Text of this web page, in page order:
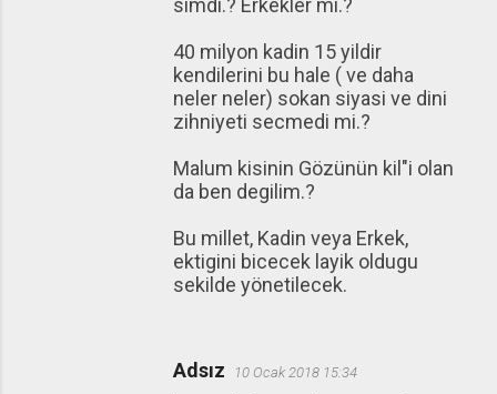
simdi.? Erkekler mi.?
40 milyon kadin 15 yildir
kendilerini bu hale ( ve daha
neler neler) sokan siyasi ve dini
zihniyeti secmedi mi.?
Malum kisinin Gözünün kil"i olan
da ben degilim.?
Bu millet, Kadin veya Erkek,
ektigini bicecek layik oldugu
sekilde yönetilecek.
Adsız 10 Ocak 2018 15:34